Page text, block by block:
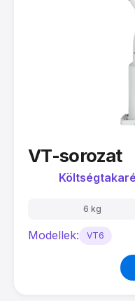
VT-sorozat
6 kg
Modellek: VT6